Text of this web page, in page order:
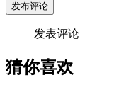
发布评论
发表评论
猜你喜欢